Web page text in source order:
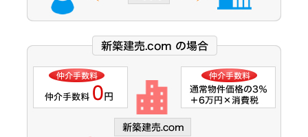
大阪モノレール彩都線
大阪市営今里筋線